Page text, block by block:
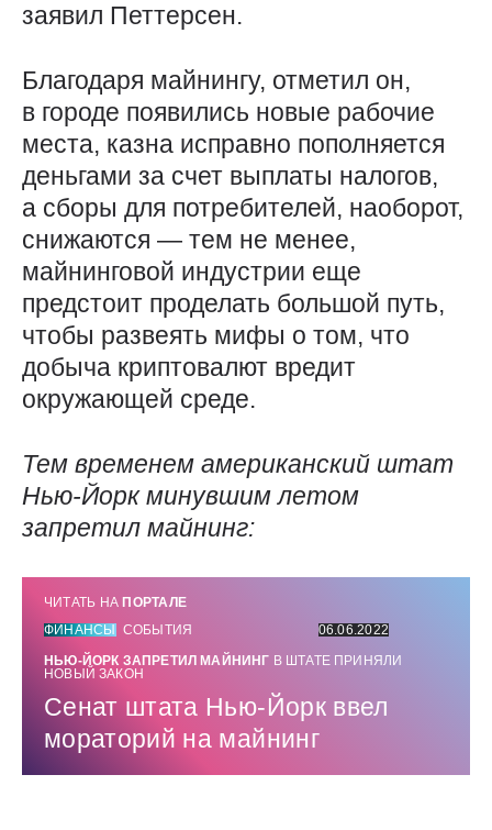
заявил Петтерсен.
Благодаря майнингу, отметил он,
в городе появились новые рабочие
места, казна исправно пополняется
деньгами за счет выплаты налогов,
а сборы для потребителей, наоборот,
снижаются — тем не менее,
майнинговой индустрии еще
предстоит проделать большой путь,
чтобы развеять мифы о том, что
добыча криптовалют вредит
окружающей среде.
Тем временем американский штат
Нью-Йорк минувшим летом
запретил майнинг:
ЧИТАТЬ НА ПОРТАЛЕ
ФИНАНСЫ
СОБЫТИЯ
06.06.2022
НЬЮ-ЙОРК ЗАПРЕТИЛ МАЙНИНГ В ШТАТЕ ПРИНЯЛИ
НОВЫЙ ЗАКОН
Сенат штата Нью-Йорк ввел
мораторий на майнинг